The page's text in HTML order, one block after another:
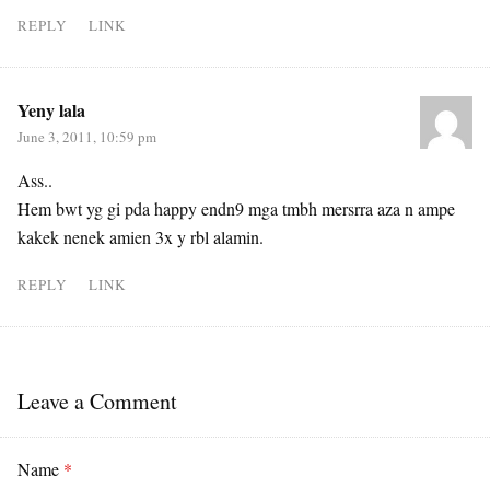
REPLY LINK
Yeny lala
June 3, 2011, 10:59 pm
Ass..
Hem bwt yg gi pda happy endn9 mga tmbh mersrra aza n ampe
kakek nenek amien 3x y rbl alamin.
REPLY LINK
Leave a Comment
Name *